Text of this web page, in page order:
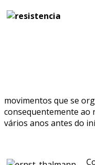
movimentos que se
consequentemente ao
vários anos antes do